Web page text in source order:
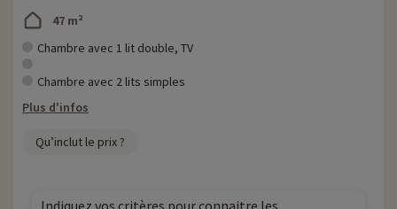
47 m²
Chambre avec 1 lit double, TV
Chambre avec 2 lits simples
Plus d'infos
Qu’inclut le prix ?